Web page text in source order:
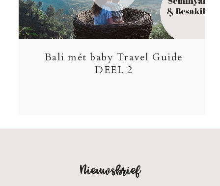
Bali mét baby Travel Guide
DEEL 2
Nieuwsbrief